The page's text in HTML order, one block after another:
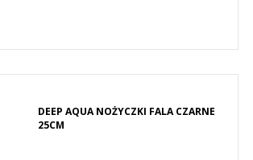
DEEP AQUA NOŻYCZKI FALA CZARNE
25CM